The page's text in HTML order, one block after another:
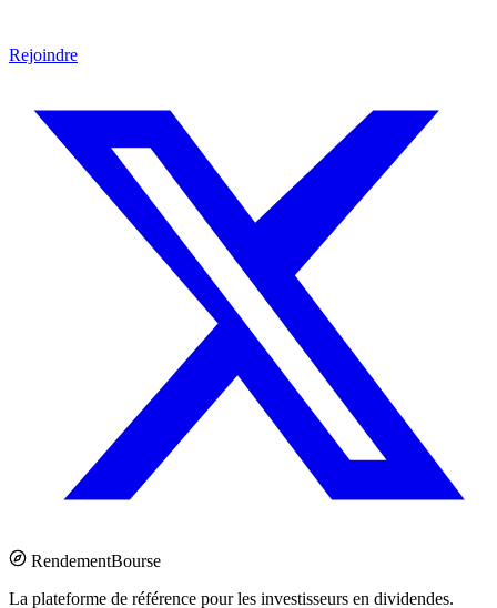
Rejoindre
RendementBourse
La plateforme de référence pour les investisseurs en dividendes.